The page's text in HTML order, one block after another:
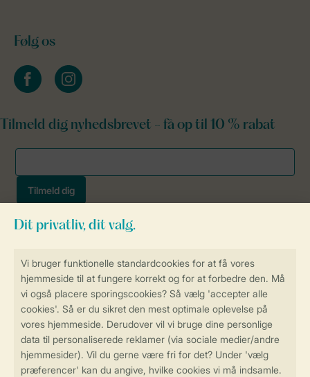
Få en personligt tilpasset oplevelse
på Landal.dk
Sikker datahåndtering
Sikker betaling
Følg os
facebookinstagram
Tilmeld dig nyhedsbrevet - få op til 10 % rabat